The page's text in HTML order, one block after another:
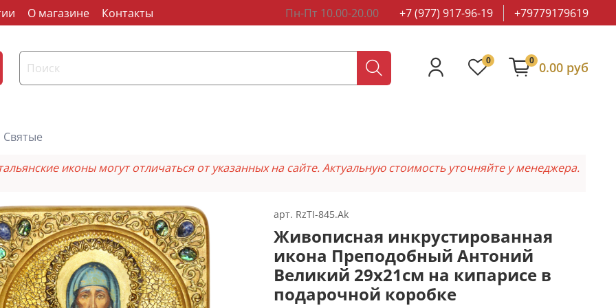
О магазине Контакты Пн-Пт 10.00-20.00 +7 (977) 917-96-19 +79779179619
0 0 0.00 руб
Святые
иконы могут отличаться от указанных на сайте. Актуальную стоимость уточняйте у менеджера.
арт. RzTI-845.Ak
Живописная инкрустированная
икона Преподобный Антоний
Великий 29х21см на кипарисе в
подарочной коробке